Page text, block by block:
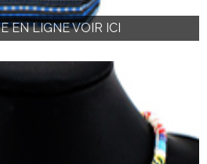
EN LIGNE VOIR ICI